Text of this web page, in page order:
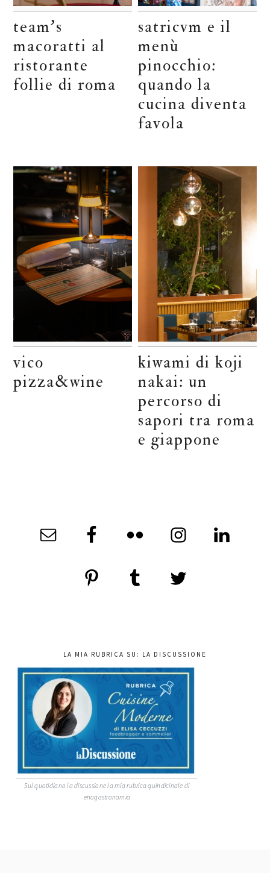
team’s
macoratti al
ristorante
follie di roma
satricvm e il
menù
pinocchio:
quando la
cucina diventa
favola
vico
pizza&wine
kiwami di koji
nakai: un
percorso di
sapori tra roma
e giappone
LA MIA RUBRICA SU: LA DISCUSSIONE
Sul quotidiano la discussione la mia rubrica quindicinale di
enogastronomia